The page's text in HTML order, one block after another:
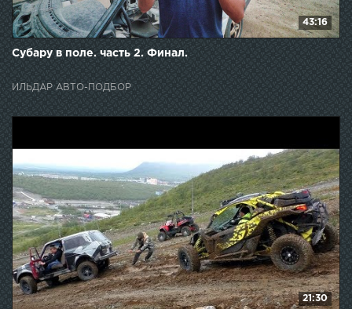
43:16
Субару в поле. часть 2. Финал.
ИЛЬДАР АВТО-ПОДБОР
21:30